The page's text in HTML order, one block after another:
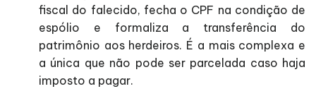
fiscal do falecido, fecha o CPF na condição de
espólio e formaliza a transferência do
patrimônio aos herdeiros. É a mais complexa e
a única que não pode ser parcelada caso haja
imposto a pagar.